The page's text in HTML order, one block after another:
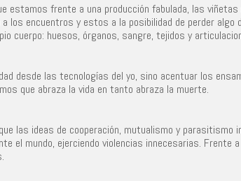
estamos frente a una producción fabulada, las
los encuentros y estos a la posibilidad de perder
cuerpo: huesos, órganos, sangre, tejidos y
desde las tecnologías del yo, sino acentuar los
que abraza la vida en tanto abraza la muerte.
las ideas de cooperación, mutualismo y parasitismo
el mundo, ejerciendo violencias innecesarias.